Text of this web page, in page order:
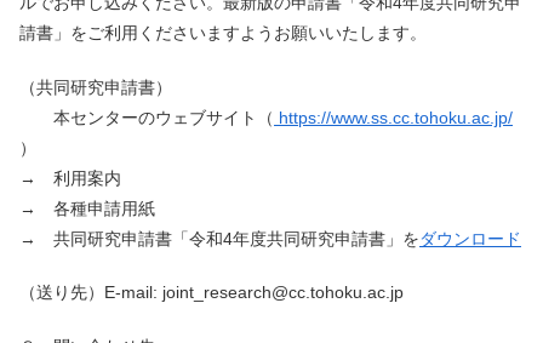
請書」をご利用くださいますようお願いいたします。
（共同研究申請書）
本センターのウェブサイト（ https://www.ss.cc.tohoku.ac.jp/
）
→ 利用案内
→ 各種申請用紙
→ 共同研究申請書「令和4年度共同研究申請書」をダウンロード
（送り先）E-mail: joint_research@cc.tohoku.ac.jp